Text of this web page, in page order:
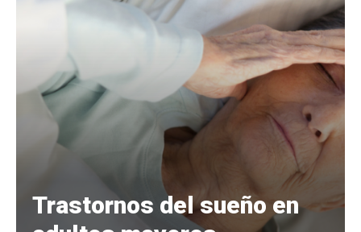
Trastornos del sueño en